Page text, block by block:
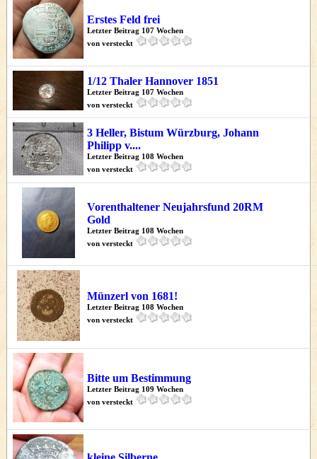
Erstes Feld frei
Letzter Beitrag 107 Wochen
von versteckt
1/12 Thaler Hannover 1851
Letzter Beitrag 107 Wochen
von versteckt
3 Heller, Bistum Würzburg, Johann
Philipp v....
Letzter Beitrag 108 Wochen
von versteckt
Vorenthaltener Neujahrsfund 20RM
Gold
Letzter Beitrag 108 Wochen
von versteckt
Münzerl von 1681!
Letzter Beitrag 108 Wochen
von versteckt
Bitte um Bestimmung
Letzter Beitrag 109 Wochen
von versteckt